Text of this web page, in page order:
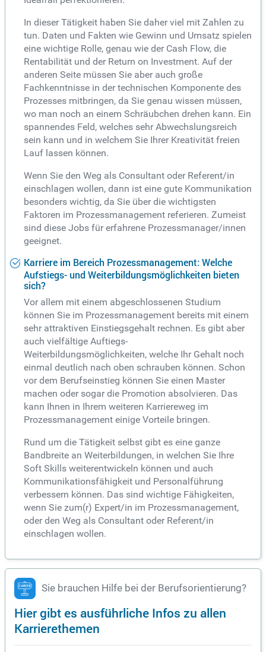
In dieser Tätigkeit haben Sie daher viel mit Zahlen zu
tun. Daten und Fakten wie Gewinn und Umsatz spielen
eine wichtige Rolle, genau wie der Cash Flow, die
Rentabilität und der Return on Investment. Auf der
anderen Seite müssen Sie aber auch große
Fachkenntnisse in der technischen Komponente des
Prozesses mitbringen, da Sie genau wissen müssen,
wo man noch an einem Schräubchen drehen kann. Ein
spannendes Feld, welches sehr Abwechslungsreich
sein kann und in welchem Sie Ihrer Kreativität freien
Lauf lassen können.
Wenn Sie den Weg als Consultant oder Referent/in
einschlagen wollen, dann ist eine gute Kommunikation
besonders wichtig, da Sie über die wichtigsten
Faktoren im Prozessmanagement referieren. Zumeist
sind diese Jobs für erfahrene Prozessmanager/innen
geeignet.
Karriere im Bereich Prozessmanagement: Welche
Aufstiegs- und Weiterbildungsmöglichkeiten bieten
sich?
Vor allem mit einem abgeschlossenen Studium
können Sie im Prozessmanagement bereits mit einem
sehr attraktiven Einstiegsgehalt rechnen. Es gibt aber
auch vielfältige Auftiegs-
Weiterbildungsmöglichkeiten, welche Ihr Gehalt noch
einmal deutlich nach oben schrauben können. Schon
vor dem Berufseinstieg können Sie einen Master
machen oder sogar die Promotion absolvieren. Das
kann Ihnen in Ihrem weiteren Karriereweg im
Prozessmanagement einige Vorteile bringen.
Rund um die Tätigkeit selbst gibt es eine ganze
Bandbreite an Weiterbildungen, in welchen Sie Ihre
Soft Skills weiterentwickeln können und auch
Kommunikationsfähigkeit und Personalführung
verbessern können. Das sind wichtige Fähigkeiten,
wenn Sie zum(r) Expert/in im Prozessmanagement,
oder den Weg als Consultant oder Referent/in
einschlagen wollen.
Sie brauchen Hilfe bei der Berufsorientierung?
Hier gibt es ausführliche Infos zu allen
Karrierethemen